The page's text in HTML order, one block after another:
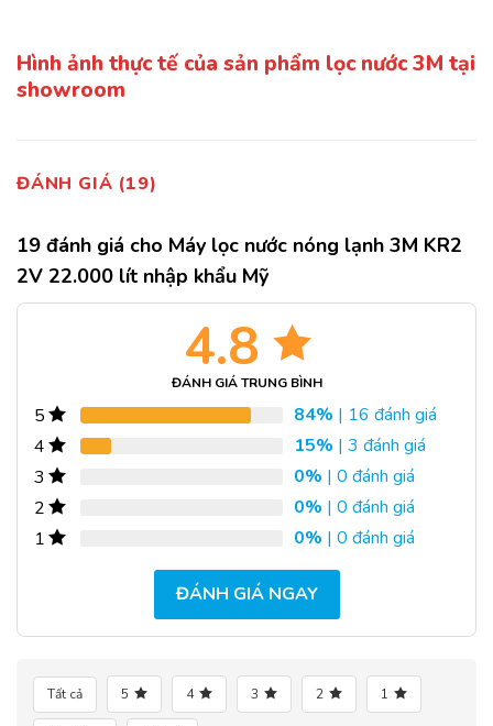
Hình ảnh thực tế của sản phẩm lọc nước 3M tại
showroom
ĐÁNH GIÁ (19)
19 đánh giá cho Máy lọc nước nóng lạnh 3M KR2
2V 22.000 lít nhập khẩu Mỹ
4.8
ĐÁNH GIÁ TRUNG BÌNH
5 84% | 16 đánh giá
4
15% | 3 đánh giá
3
0% | 0 đánh giá
2
0% | 0 đánh giá
1
0% | 0 đánh giá
ĐÁNH GIÁ NGAY
Tất cả 5 4 3 2 1